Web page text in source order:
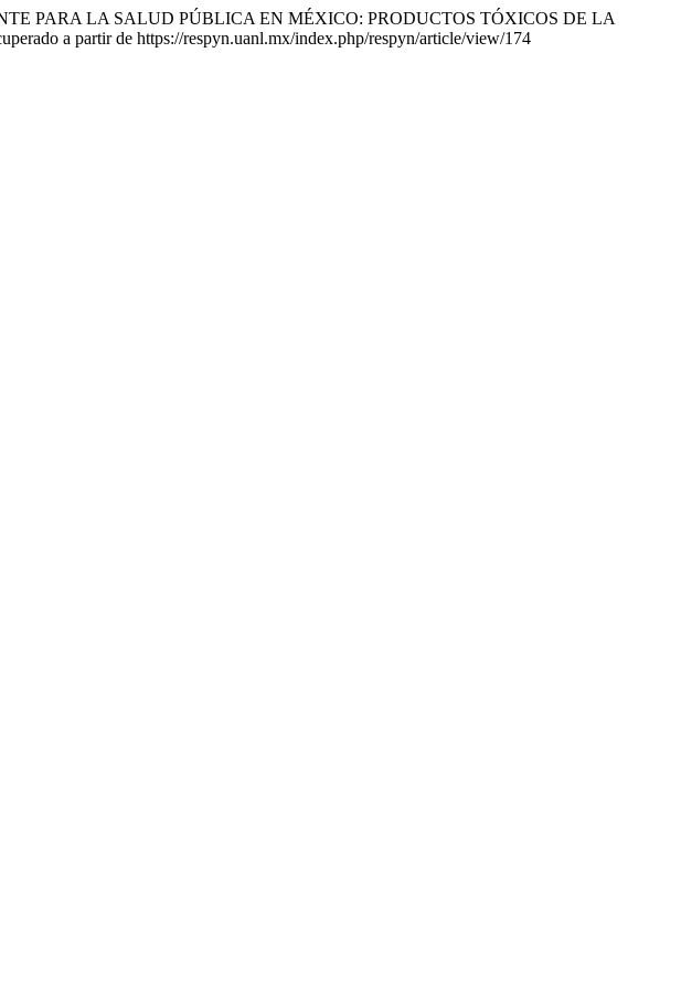
PARA LA SALUD PÚBLICA EN MÉXICO: PRODUCTOS TÓXICOS DE LA
a partir de https://respyn.uanl.mx/index.php/respyn/article/view/174